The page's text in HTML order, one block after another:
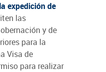
expedición de
las
y de
para la
Visa de
para realizar